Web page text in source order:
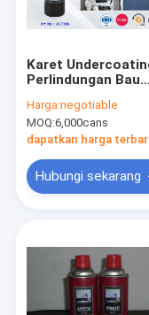
Karet
Perlindungan Bau
Kebocoran Perbaiki
Semprot
Harga:negotiable
MOQ:6,000cans
dapatkan harga
Hubungi sekarang